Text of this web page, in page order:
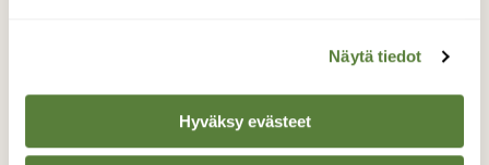
Näytä tiedot
Hyväksy evästeet
Luontokuvan tarina: Miksi tuomi on sinulle
erityinen puu, Taru Rantala?